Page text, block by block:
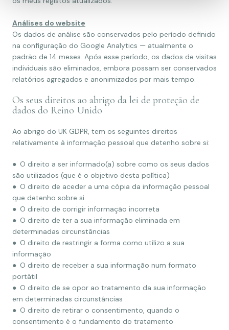
Análises do website
Os dados de análise são conservados pelo período definido
na configuração do Google Analytics — atualmente o
padrão de 14 meses. Após esse período, os dados de visitas
individuais são eliminados, embora possam ser conservados
relatórios agregados e anonimizados por mais tempo.
Os seus direitos ao abrigo da lei de proteção de
dados do Reino Unido
Ao abrigo do UK GDPR, tem os seguintes direitos
relativamente à informação pessoal que detenho sobre si:
● O direito a ser informado(a) sobre como os seus dados
são utilizados (que é o objetivo desta política)
● O direito de aceder a uma cópia da informação pessoal
que detenho sobre si
● O direito de corrigir informação incorreta
● O direito de ter a sua informação eliminada em
determinadas circunstâncias
● O direito de restringir a forma como utilizo a sua
informação
● O direito de receber a sua informação num formato
portátil
● O direito de se opor ao tratamento da sua informação
em determinadas circunstâncias
● O direito de retirar o consentimento, quando o
consentimento é o fundamento do tratamento